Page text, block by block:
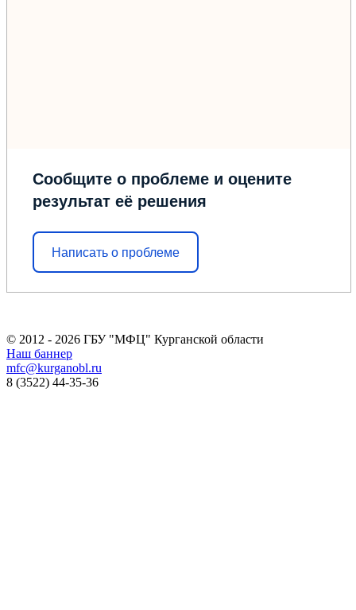
Сообщите о проблеме и оцените
результат её решения
Написать о проблеме
© 2012 - 2026 ГБУ "МФЦ" Курганской области
Наш баннер
mfc@kurganobl.ru
8 (3522) 44-35-36